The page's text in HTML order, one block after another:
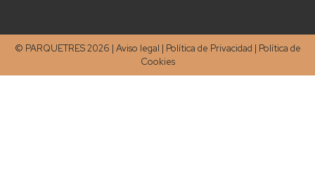
© PARQUETRES 2026 | Aviso legal | Política de Privacidad | Política de
Cookies